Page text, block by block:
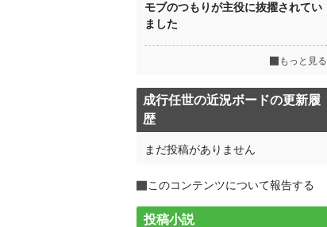
モブのつもりが主役に抜擢されてい
ました
もっと見る
成行任世の近況ボードの更新履
歴
まだ投稿がありません
このコンテンツについて報告する
投稿小説